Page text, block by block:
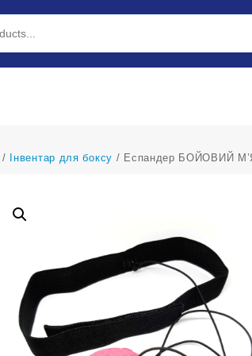
/ Інвентар для боксу / Еспандер БОЙОВИЙ